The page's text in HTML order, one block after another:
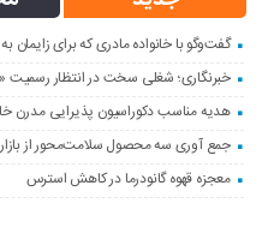
گفت‌وگو با خانواده مادری که برای زایمان
خبرنگاری؛ شغلی سخت در انتظار رسمیت
هدیه مناسب دکوراسیون پذیرایی مدرن
جمع آوری سه محصول سلامت‌محور از
معجزه قهوه گانودرما در کاهش استرس